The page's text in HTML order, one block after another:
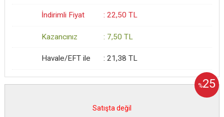
İndirimli Fiyat :22,50 TL
Kazancınız : 7,50 TL
Havale/EFT ile :21,38 TL
%25
Satışta değil